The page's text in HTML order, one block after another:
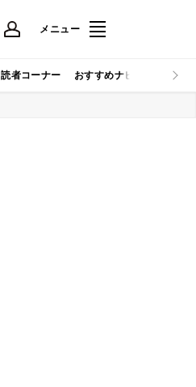
メニュー
読者コーナー おすすめナビ マイナビ